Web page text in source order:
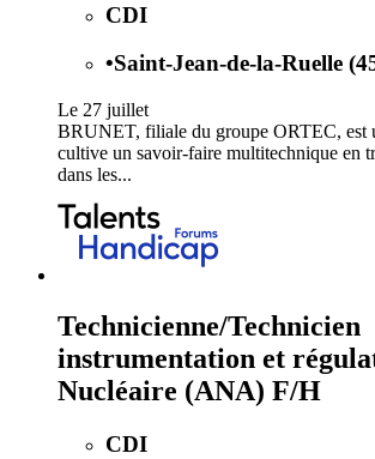
CDI
•Saint-Jean-de-la-Ruelle
Le 27 juillet
BRUNET, filiale du groupe ORTEC, est
cultive un savoir-faire multitechnique en
dans les...
Technicienne/Technicien
instrumentation et
Nucléaire (ANA) F/H
CDI